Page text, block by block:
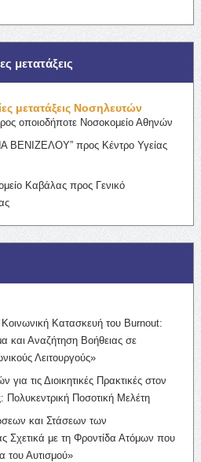
μετατάξεις
μετατάξεις Νοσηλευτών
οποιοδήποτε Νοσοκομείο Αθηνών
ΒΕΝΙΖΕΛΟΥ” προς Κέντρο Υγείας
Καβάλας προς Γενικό
Κατασκευή του Burnout:
και Αναζήτηση Βοήθειας σε
Λειτουργούς»
για τις Διοικητικές Πρακτικές στον
Πολυκεντρική Ποσοτική Μελέτη
και Στάσεων των
Σχετικά με τη Φροντίδα Ατόμων που
του Αυτισμού»